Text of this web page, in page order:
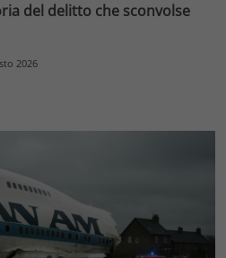
del delitto che sconvolse
2026